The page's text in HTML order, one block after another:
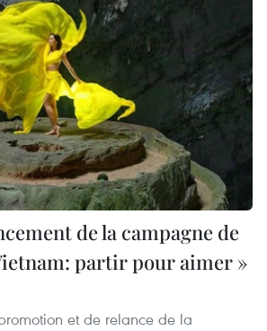
de la campagne de
partir pour aimer »
et de relance de la